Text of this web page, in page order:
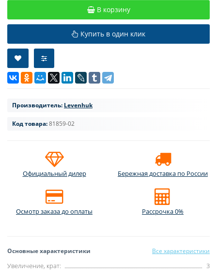
В корзину
Купить в один клик
Производитель: Levenhuk
Код товара:81859-02
Официальный дилер Бережная доставка по России
Осмотр заказа до оплаты Рассрочка 0%
Основные характеристики Все характеристики
Увеличение, крат:
3